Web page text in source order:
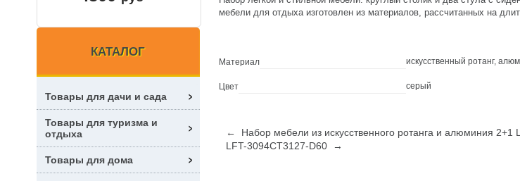
мебели для отдыха изготовлен из материалов, рассчитанных на
Материал искусственный ротанг,
Цвет серый
← Набор мебели из искусственного ротанга и алюминия 2+1
LFT-3094CT3127-D60 →
КАТАЛОГ
Товары для дачи и сада
Товары для туризма и
отдыха
Товары для дома